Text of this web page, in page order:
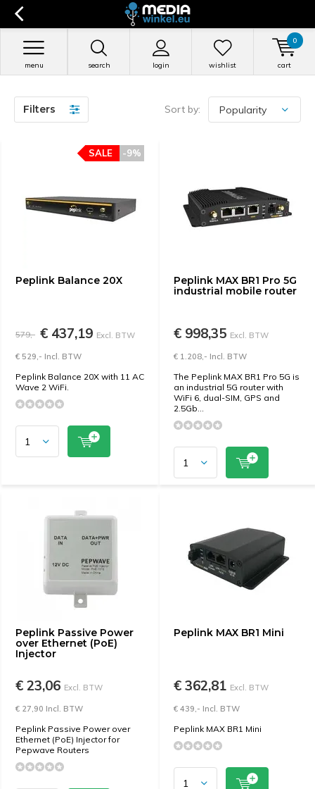
search login
menu wishlist cart
0
Filters Sort by:
Peplink Balance 20X
-9%
SALE
579,- € 437,19 Excl. BTW
€ 529,- Incl. BTW
Peplink Balance 20X with 11 AC
Wave 2 WiFi.
Peplink MAX BR1 Pro 5G
industrial mobile router
€ 998,35 Excl. BTW
€ 1.208,- Incl. BTW
The Peplink MAX BR1 Pro 5G is
an industrial 5G router with
WiFi 6, dual-SIM, GPS and
2.5Gb...
Peplink Passive Power
over Ethernet (PoE)
Injector
€ 23,06 Excl. BTW
€ 27,90 Incl. BTW
Peplink Passive Power over
Ethernet (PoE) Injector for
Pepwave Routers
Peplink MAX BR1 Mini
€ 362,81 Excl. BTW
€ 439,- Incl. BTW
Peplink MAX BR1 Mini